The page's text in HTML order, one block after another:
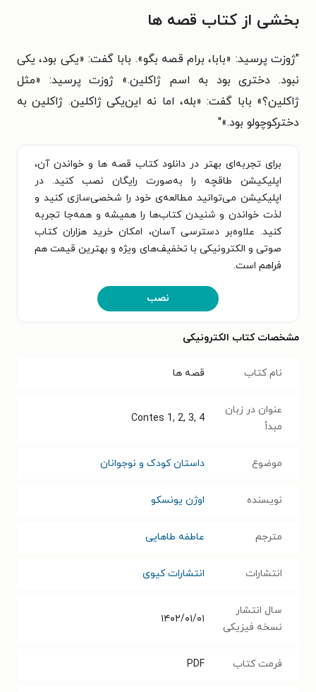
بخشی از کتاب قصه ها
"ژوزت پرسید: «بابا، برام قصه بگو». بابا گفت: «یکی بود، یکی
نبود. دختری بود به اسم ژاکلین.» ژوزت پرسید: «مثل
ژاکلین؟» بابا گفت: «بله، اما نه این‌یکی ژاکلین. ژاکلین به
دخترکوچولو بود.»"
برای تجربه‌ای بهتر در دانلود کتاب قصه ها و خواندن آن،
اپلیکیشن طاقچه را به‌صورت رایگان نصب کنید. در
اپلیکیشن می‌توانید مطالعه‌ی خود را شخصی‌سازی کنید و
لذت خواندن و شنیدن کتاب‌ها را همیشه و همه‌جا تجربه
کنید. علاوه‌بر دسترسی آسان، امکان خرید هزاران کتاب
صوتی و الکترونیکی با تخفیف‌های ویژه و بهترین قیمت هم
فراهم است.
نصب
مشخصات کتاب الکترونیکی
نام کتاب قصه ها
عنوان در زبان
مبدأ
Contes 1, 2, 3, 4
موضوع داستان کودک و نوجوانان
نویسنده اوژن یونسکو
مترجم عاطفه طاهایی
انتشارات انتشارات کیوی
سال انتشار
نسخه فیزیکی
۱۴۰۲/۰۱/۰۱
فرمت کتاب PDF